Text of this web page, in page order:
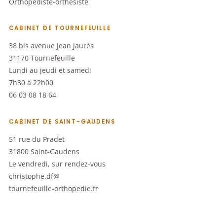
CABINET DE TOURNEFEUILLE
38 bis avenue Jean Jaurès
31170 Tournefeuille
Lundi au jeudi et samedi
7h30 à 22h00
06 03 08 18 64
CABINET DE SAINT-GAUDENS
51 rue du Pradet
31800 Saint-Gaudens
Le vendredi, sur rendez-vous
christophe.df@
tournefeuille-orthopedie.fr